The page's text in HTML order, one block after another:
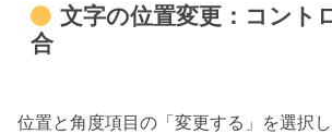
文字の位置変更：コント
合
位置と角度項目の「変更する」を選択